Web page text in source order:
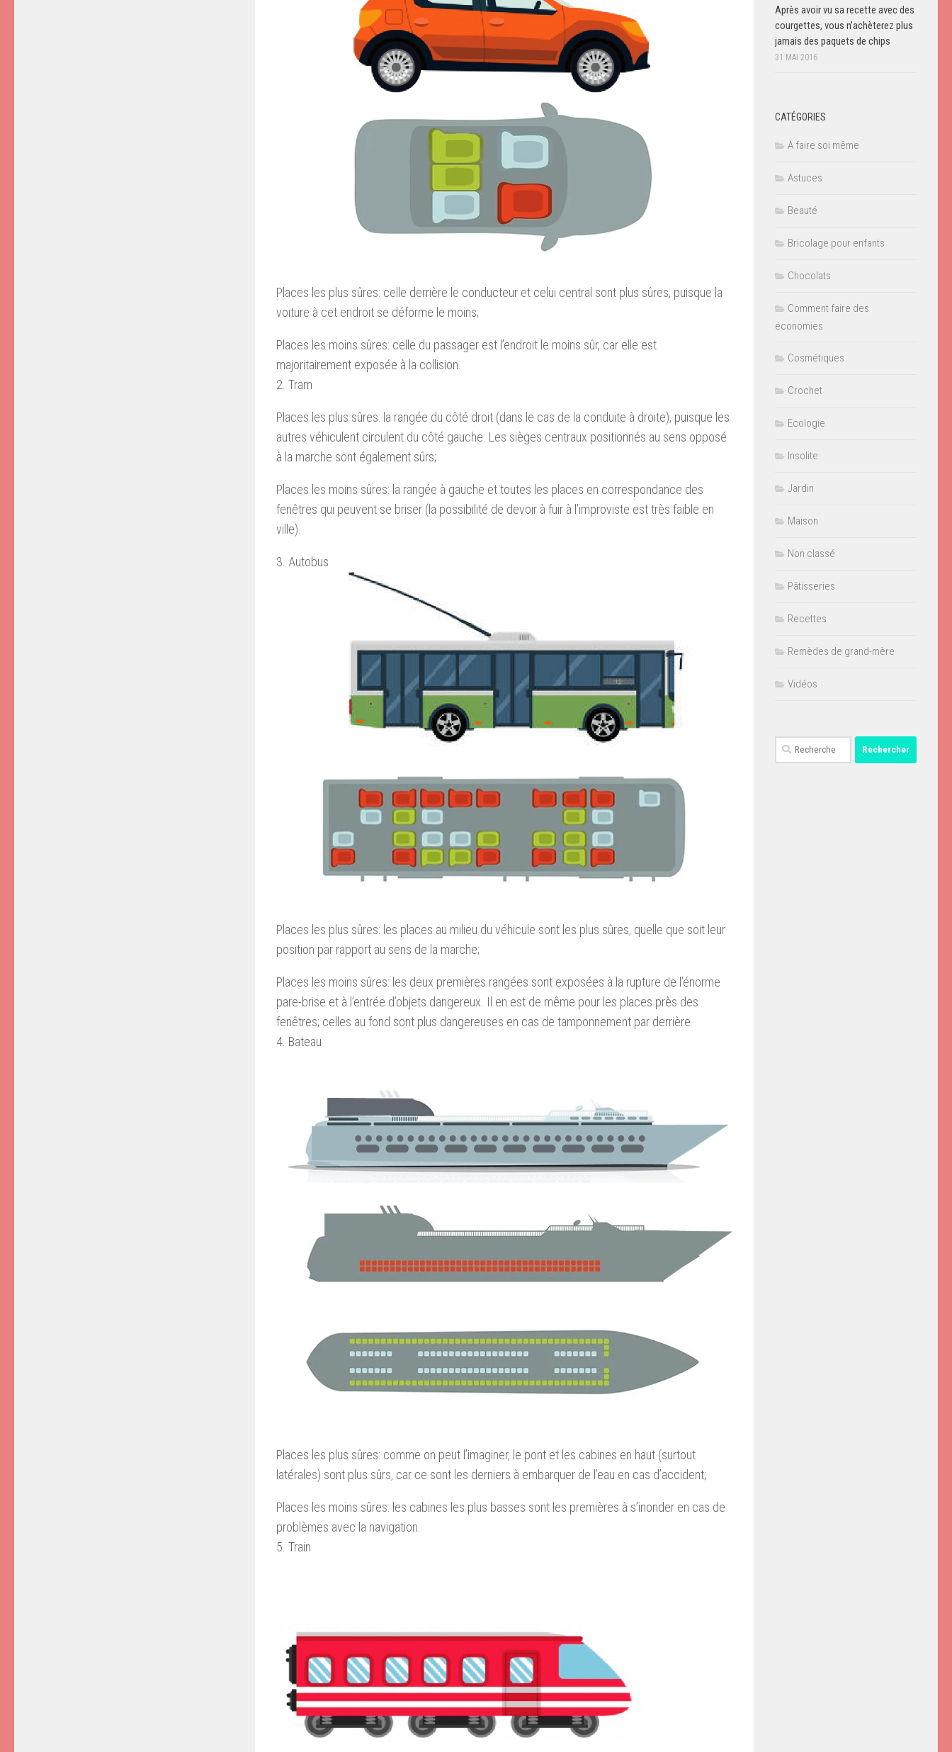
Places les plus sûres: celle derrière le conducteur et celui central sont plus sûres, puisque la
voiture à cet endroit se déforme le moins;
Places les moins sûres: celle du passager est l’endroit le moins sûr, car elle est
majoritairement exposée à la collision.
2. Tram
Places les plus sûres: la rangée du côté droit (dans le cas de la conduite à droite), puisque les
autres véhiculent circulent du côté gauche. Les sièges centraux positionnés au sens opposé
à la marche sont également sûrs;
Places les moins sûres: la rangée à gauche et toutes les places en correspondance des
fenêtres qui peuvent se briser (la possibilité de devoir à fuir à l’improviste est très faible en
ville).
3. Autobus
Places les plus sûres: les places au milieu du véhicule sont les plus sûres, quelle que soit leur
position par rapport au sens de la marche;
Places les moins sûres: les deux premières rangées sont exposées à la rupture de l’énorme
pare-brise et à l’entrée d’objets dangereux. Il en est de même pour les places près des
fenêtres; celles au fond sont plus dangereuses en cas de tamponnement par derrière.
4. Bateau
Places les plus sûres: comme on peut l’imaginer, le pont et les cabines en haut (surtout
latérales) sont plus sûrs, car ce sont les derniers à embarquer de l’eau en cas d’accident;
Places les moins sûres: les cabines les plus basses sont les premières à s’inonder en cas de
problèmes avec la navigation.
5. Train
Après avoir vu sa recette avec des
courgettes, vous n’achèterez plus
jamais des paquets de chips
31 MAI 2016
CATÉGORIES
A faire soi même
Astuces
Beauté
Bricolage pour enfants
Chocolats
Comment faire des
économies
Cosmétiques
Crochet
Ecologie
Insolite
Jardin
Maison
Non classé
Pâtisseries
Recettes
Remèdes de grand-mère
Vidéos
Rechercher :